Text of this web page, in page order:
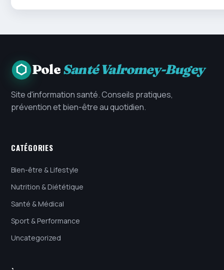
PoleSanté Valromey-Bugey
Site d'information santé. Conseils pratiques,
prévention et bien-être au quotidien.
CATÉGORIES
Bien-être & Lifestyle
Nutrition & Diététique
Santé & Médical
Sport & Performance
Uncategorized